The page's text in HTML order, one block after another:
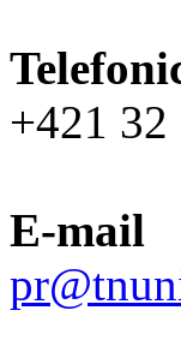
+421 32
E-mail